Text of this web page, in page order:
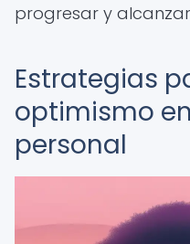
progresar y
Estrategias
optimismo
personal